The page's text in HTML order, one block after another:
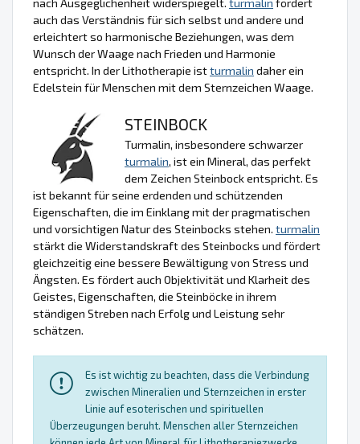
nach Ausgeglichenheit widerspiegelt. turmalin fördert
auch das Verständnis für sich selbst und andere und
erleichtert so harmonische Beziehungen, was dem
Wunsch der Waage nach Frieden und Harmonie
entspricht. In der Lithotherapie istturmalin daher ein
Edelstein für Menschen mit dem Sternzeichen Waage.
STEINBOCK
Turmalin, insbesondere schwarzer
turmalin, ist ein Mineral, das perfekt
dem Zeichen Steinbock entspricht. Es
ist bekannt für seine erdenden und schützenden
Eigenschaften, die im Einklang mit der pragmatischen
und vorsichtigen Natur des Steinbocks stehen. turmalin
stärkt die Widerstandskraft des Steinbocks und fördert
gleichzeitig eine bessere Bewältigung von Stress und
Ängsten. Es fördert auch Objektivität und Klarheit des
Geistes, Eigenschaften, die Steinböcke in ihrem
ständigen Streben nach Erfolg und Leistung sehr
schätzen.
Es ist wichtig zu beachten, dass die Verbindung
zwischen Mineralien und Sternzeichen in erster
Linie auf esoterischen und spirituellen
Überzeugungen beruht. Menschen aller Sternzeichen